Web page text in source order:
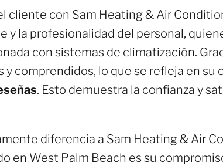
cliente con Sam Heating & Air
y la profesionalidad del personal,
con sistemas de climatización.
y comprendidos, lo que se refleja en
. Esto demuestra la confianza y
diferencia a Sam Heating & Air
en West Palm Beach es su